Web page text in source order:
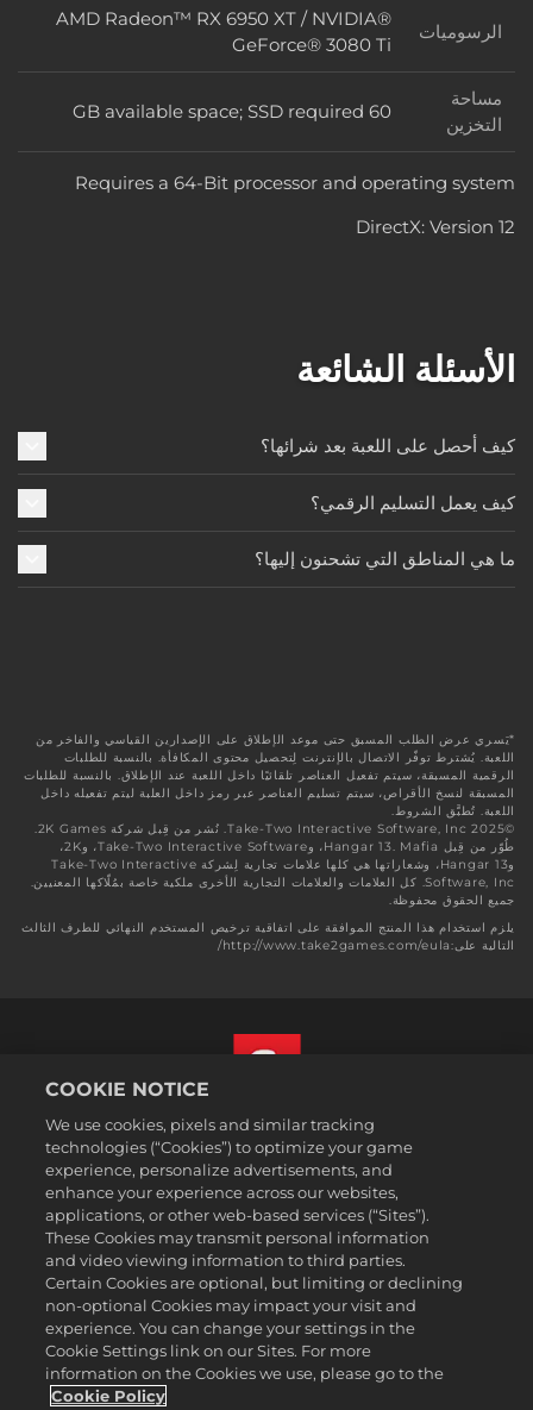
الرسوميات الرسوميات
AMD Radeon™ RX 6950 XT / NVIDIA®
GeForce® 3080 Ti
مساحة
التخزين
مساحة التخزين
60 GB available space; SSD required
Requires a 64-Bit processor and operating system
DirectX: Version 12
الأسئلة الشائعة
كيف أحصل على اللعبة بعد شرائها؟
كيف يعمل التسليم الرقمي؟
ما هي المناطق التي تشحنون إليها؟
*يَسري عرض الطلب المسبق حتى موعد الإطلاق على الإصدارين القياسي والفاخر من
اللعبة. يُشترط توفّر الاتصال بالإنترنت لِتحصيل محتوى المكافأة. بالنسبة للطلبات
الرقمية المسبقة، سيتم تفعيل العناصر تلقائيًا داخل اللعبة عند الإطلاق. بالنسبة للطلبات
المسبقة لنسخ الأقراص، سيتم تسليم العناصر عبر رمز داخل العلبة ليتم تفعيله داخل
اللعبة. تُطبَّق الشروط.
©2025 Take-Two Interactive Software, Inc. نُشر من قِبل شركة 2K Games.
طُوّر من قِبل Hangar 13. Mafia، وTake-Two Interactive Software، و2K،
وHangar 13، وشعاراتها هي كلها علامات تجارية لِشركة Take-Two Interactive
Software, Inc. كل العلامات والعلامات التجارية الأخرى ملكية خاصة بمُلّاكها المعنيين.
جميع الحقوق محفوظة.
يلزم استخدام هذا المنتج الموافقة على اتفاقية ترخيص المستخدم النهائي للطرف الثالث
التالية على:http://www.take2games.com/eula/
القسم القانوني
سياسة الخصوصية
سياسة ملفات تعريف الارتباط
Support
عدم بيع أو مشاركة معلوماتي الشخصية
Order Lookup & Refunds
2K Ad Partners
©2016-2026 Take-Two Interactive Software Inc. 2K, Firaxis Games,
العربية
COOKIE NOTICE
We use cookies, pixels and similar tracking
technologies (“Cookies”) to optimize your game
experience, personalize advertisements, and
enhance your experience across our websites,
applications, or other web-based services (“Sites”).
These Cookies may transmit personal information
and video viewing information to third parties.
Certain Cookies are optional, but limiting or declining
non-optional Cookies may impact your visit and
experience. You can change your settings in the
Cookie Settings link on our Sites. For more
information on the Cookies we use, please go to the
Cookie Policy